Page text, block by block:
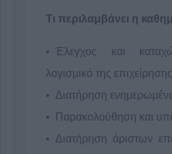
Τι περιλαμβάνει η
Έλεγχος και
λογισμικό της
Διατήρηση
Παρακολούθηση και
Διατήρηση άριστων